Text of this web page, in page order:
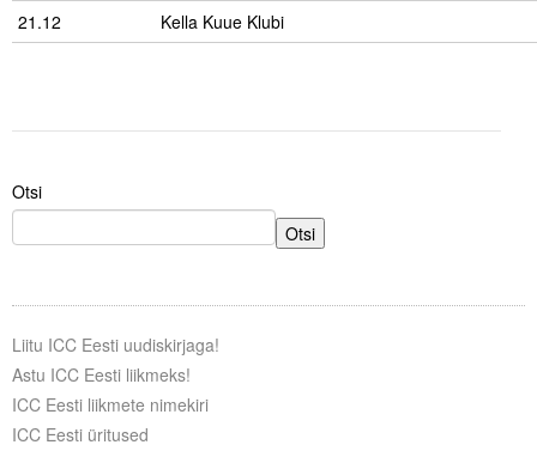
21.12
Kella Kuue Klubi
Otsi
Otsi
Liitu ICC Eesti uudiskirjaga!
Astu ICC Eesti liikmeks!
ICC Eesti liikmete nimekiri
ICC Eesti üritused